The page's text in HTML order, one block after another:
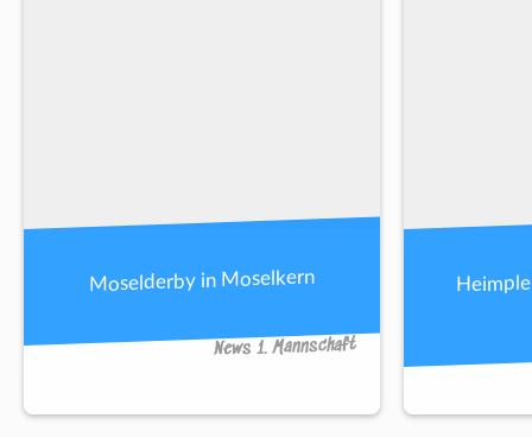
Moselderby in Moselkern
News 1. Mannschaft